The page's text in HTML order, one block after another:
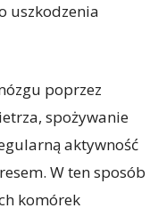
uszkodzenia
poprzez
spożywanie
aktywność
W ten sposób
komórek